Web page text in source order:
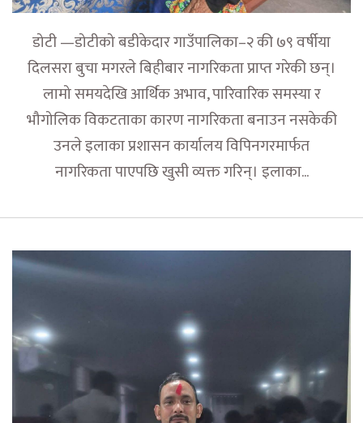
डोटी —डोटीको बडीकेदार गाउँपालिका–२ की ७९ वर्षीया
दिलसरा बुचा मगरले बिहीबार नागरिकता प्राप्त गरेकी छन्।
लामो समयदेखि आर्थिक अभाव, पारिवारिक समस्या र
भौगोलिक विकटताका कारण नागरिकता बनाउन नसकेकी
उनले इलाका प्रशासन कार्यालय विपिनगरमार्फत
नागरिकता पाएपछि खुसी व्यक्त गरिन्। इलाका...